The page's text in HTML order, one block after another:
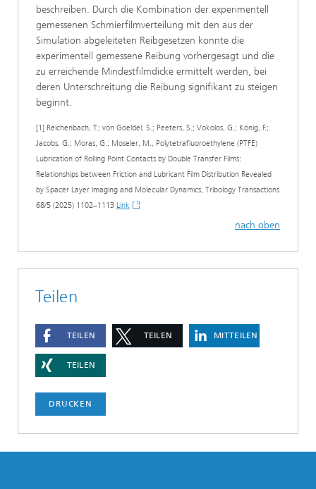
beschreiben. Durch die Kombination der experimentell
gemessenen Schmierfilmverteilung mit den aus der
Simulation abgeleiteten Reibgesetzen konnte die
experimentell gemessene Reibung vorhergesagt und die
zu erreichende Mindestfilmdicke ermittelt werden, bei
deren Unterschreitung die Reibung signifikant zu steigen
beginnt.
[1] Reichenbach, T.; von Goeldel, S.; Peeters, S.; Vokolos, G.; König, F.;
Jacobs, G.; Moras, G.; Moseler, M., Polytetrafluoroethylene (PTFE)
Lubrication of Rolling Point Contacts by Double Transfer Films:
Relationships between Friction and Lubricant Film Distribution Revealed
by Spacer Layer Imaging and Molecular Dynamics, Tribology Transactions
68/5 (2025) 1102–1113 Link
nach oben
Teilen
TEILEN TEILEN MITTEILEN
TEILEN
DRUCKEN